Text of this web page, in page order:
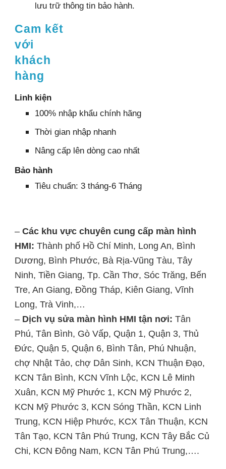
lưu trữ thông tin bảo hành.
Cam kết
với
khách
hàng
Linh kiện
100% nhập khẩu chính hãng
Thời gian nhập nhanh
Nâng cấp lên dòng cao nhất
Bảo hành
Tiêu chuẩn: 3 tháng-6 Tháng
–Các khu vực chuyên cung cấp màn hình
HMI: Thành phố Hồ Chí Minh, Long An, Bình
Dương, Bình Phước, Bà Rịa-Vũng Tàu, Tây
Ninh, Tiền Giang, Tp. Cần Thơ, Sóc Trăng, Bến
Tre, An Giang, Đồng Tháp, Kiên Giang, Vĩnh
Long, Trà Vinh,…
– Dịch vụ sửa màn hình HMI tận nơi: Tân
Phú, Tân Bình, Gò Vấp, Quận 1, Quận 3, Thủ
Đức, Quận 5, Quận 6, Bình Tân, Phú Nhuận,
chợ Nhật Tảo, chợ Dân Sinh, KCN Thuận Đạo,
KCN Tân Bình, KCN Vĩnh Lộc, KCN Lê Minh
Xuân, KCN Mỹ Phước 1, KCN Mỹ Phước 2,
KCN Mỹ Phước 3, KCN Sóng Thần, KCN Linh
Trung, KCN Hiệp Phước, KCX Tân Thuận, KCN
Tân Tạo, KCN Tân Phú Trung, KCN Tây Bắc Củ
Chi, KCN Đông Nam, KCN Tân Phú Trung,….